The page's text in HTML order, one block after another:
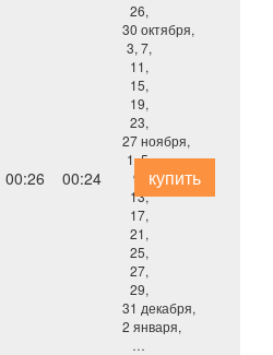
00:26 00:24
26,
30 октября,
3, 7,
11,
15,
19,
23,
27 ноября,
1, 5,
9,
13,
17,
21,
25,
27,
29,
31 декабря,
2 января,
…
купить